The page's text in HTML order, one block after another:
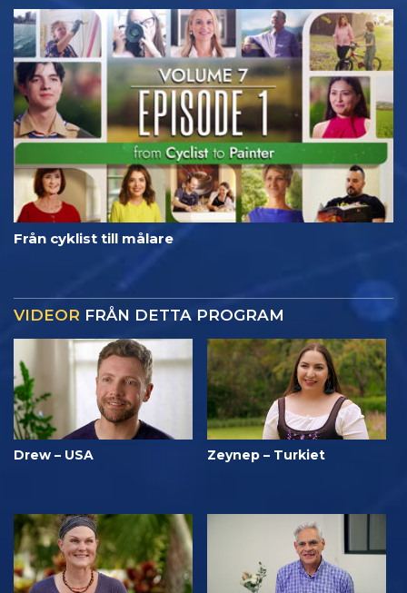
Från cyklist till målare
VIDEOR FRÅN DETTA PROGRAM
Drew – USA Zeynep – Turkiet